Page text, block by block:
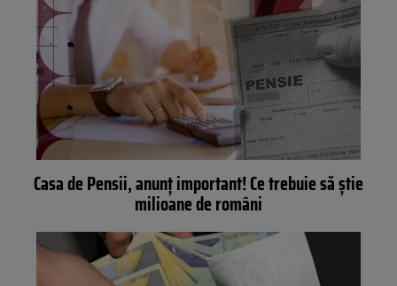
Casa de Pensii, anunț important! Ce trebuie să știe
milioane de români